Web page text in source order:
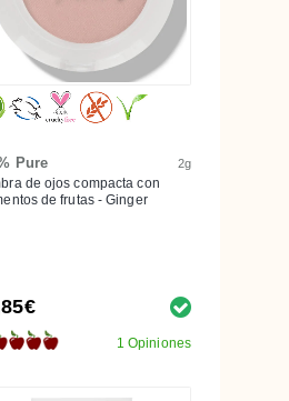
Pure 2g
de ojos compacta con
de frutas - Ginger
1 Opiniones